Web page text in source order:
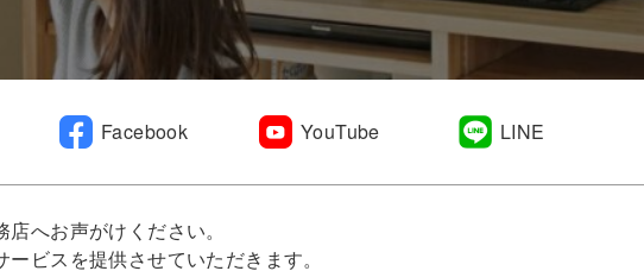
Facebook YouTube LINE
へお声がけください。
ビスを提供させていただきます。